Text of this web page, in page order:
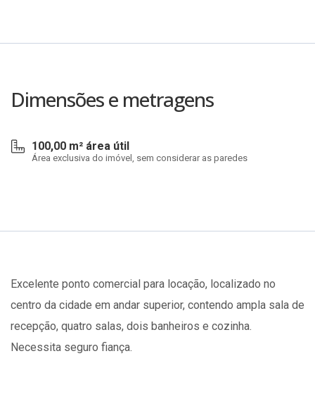
Dimensões e metragens
100,00 m² área útil
Área exclusiva do imóvel, sem considerar as paredes
Excelente ponto comercial para locação, localizado no
centro da cidade em andar superior, contendo ampla sala de
recepção, quatro salas, dois banheiros e cozinha.
Necessita seguro fiança.